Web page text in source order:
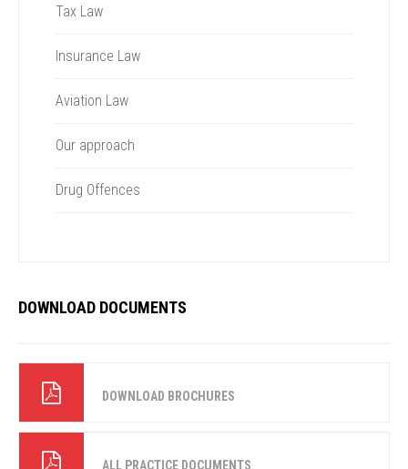
Tax Law
Insurance Law
Aviation Law
Our approach
Drug Offences
DOWNLOAD DOCUMENTS
DOWNLOAD BROCHURES
ALL PRACTICE DOCUMENTS